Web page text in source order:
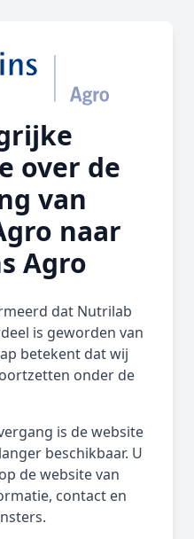
over de
van
naar
Agro
dat Nutrilab
is geworden van
betekent dat wij
onder de
is de website
beschikbaar. U
de website van
contact en